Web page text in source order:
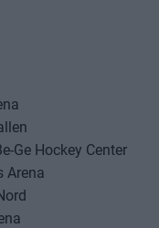
Ge Hockey Center
Arena